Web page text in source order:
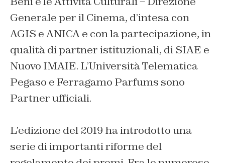
Generale per il Cinema, d’intesa con
AGIS e ANICA e con la partecipazione, in
qualità di partner istituzionali, di SIAE e
Nuovo IMAIE. L’Università Telematica
Pegaso e Ferragamo Parfums sono
Partner ufficiali.
L’edizione del 2019 ha introdotto una
serie di importanti riforme del